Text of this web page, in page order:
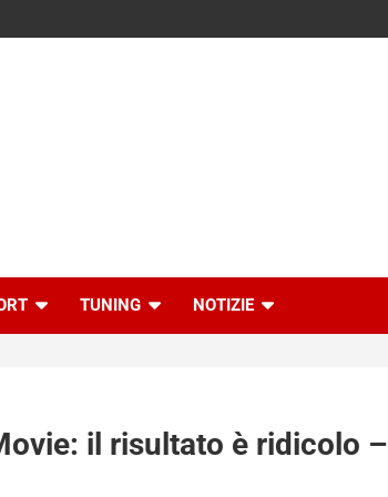
TUNING NOTIZIE
il risultato è ridicolo –